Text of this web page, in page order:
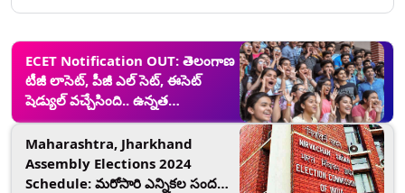
ECET Notification OUT: తెలంగాణ
టీజీ లాసెట్, పీజీ ఎల్‌ సెట్, ఈసెట్
షెడ్యుల్ వచ్చేసింది.. ఉన్నత
విద్యామండలి విడుదల చేసిన వివరాలు
ఇవిగో..!
Maharashtra, Jharkhand
Assembly Elections 2024
Schedule: మరోసారి ఎన్నికల సందడి..